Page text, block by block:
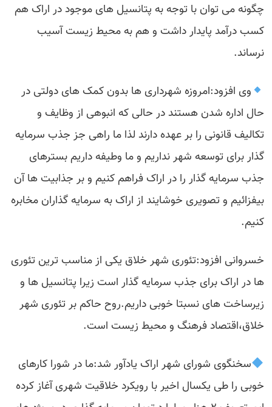
چگونه می توان با توجه به پتانسیل های موجود در اراک هم
کسب درآمد پایدار داشت و هم به محیط زیست آسیب
نرساند.
وی افزود:امروزه شهرداری ها بدون کمک های دولتی در
حال اداره شدن هستند در حالی که انبوهی از وظایف و
تکالیف قانونی را بر عهده دارند لذا ما راهی جز جذب سرمایه
گذار برای توسعه شهر نداریم و ما وطیفه داریم بسترهای
جذب سرمایه گذار را در اراک فراهم کنیم و بر جذابیت ها آن
بیفزائیم و تصویری خوشایند از اراک به سرمایه گذاران مخابره
کنیم.
خسروانی افزود:تئوری شهر خلاق یکی از مناسب ترین تئوری
ها در اراک برای جذب سرمایه گذار است زیرا پتانسیل ها و
زیرساخت های نسبتا خوبی داریم.روح حاکم بر تئوری شهر
خلاق،اقتصاد فرهنگ و محیط زیست است.
سخنگوی شورای شهر اراک یادآور شد:ما در شورا کارهای
خوبی را طی یکسال اخیر با رویکرد خلاقیت شهری آغاز کرده